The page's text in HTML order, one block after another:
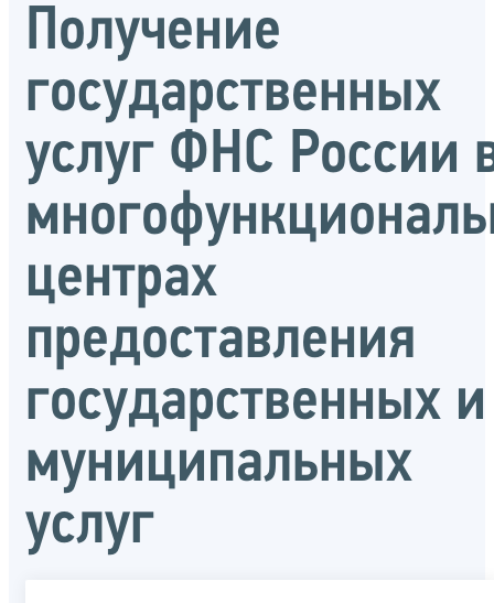
Получение
государственных
услуг ФНС России
центрах
предоставления
государственных и
муниципальных
услуг